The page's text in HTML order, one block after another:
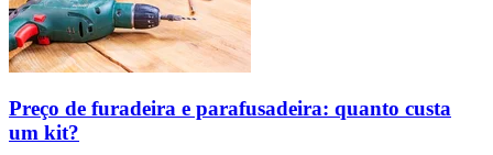
Preço de furadeira e parafusadeira: quanto custa
um kit?